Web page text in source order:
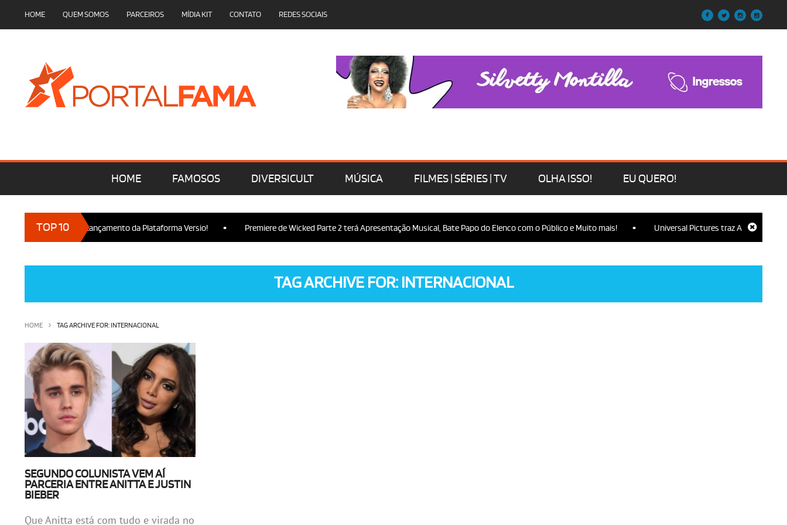
HOME QUEM SOMOS PARCEIROS MÍDIA KIT CONTATO REDES SOCIAIS
HOME FAMOSOS DIVERSICULT MÚSICA FILMES | SÉRIES | TV OLHA ISSO! EU QUERO!
TOP 10
presença no Lançamento da Plataforma Versio! Premiere de Wicked Parte 2 terá Apresentação Musical, Bate Papo do Elenco com o Público e Muito mais! Universal Pictures traz Ariana Grande,
TAG ARCHIVE FOR: INTERNACIONAL
HOME TAG ARCHIVE FOR: INTERNACIONAL
SEGUNDO COLUNISTA VEM AÍ
PARCERIA ENTRE ANITTA E JUSTIN
BIEBER
Que Anitta está com tudo e virada no